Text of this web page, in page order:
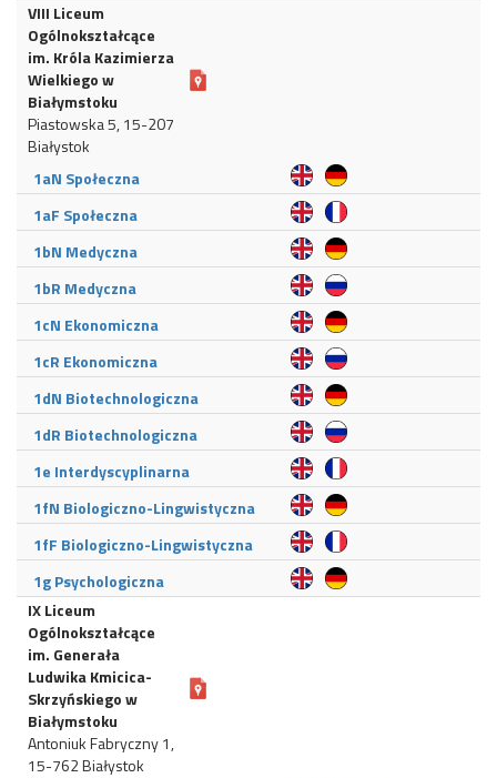
VIII Liceum
Ogólnokształcące
im. Króla Kazimierza
Wielkiego w
Białymstoku
Piastowska 5, 15-207
Białystok
1aN Społeczna
1aF Społeczna
1bN Medyczna
1bR Medyczna
1cN Ekonomiczna
1cR Ekonomiczna
1dN Biotechnologiczna
1dR Biotechnologiczna
1e Interdyscyplinarna
1fN Biologiczno-Lingwistyczna
1fF Biologiczno-Lingwistyczna
1g Psychologiczna
IX Liceum
Ogólnokształcące
im. Generała
Ludwika Kmicica-
Skrzyńskiego w
Białymstoku
Antoniuk Fabryczny 1,
15-762 Białystok